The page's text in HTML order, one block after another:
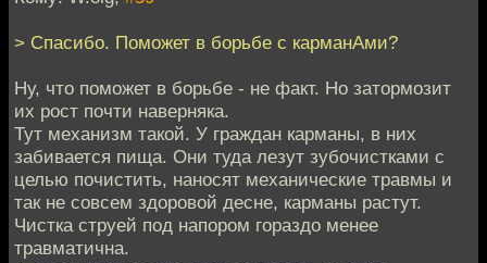
> Спасибо. Поможет в борьбе с карманАми?
Ну, что поможет в борьбе - не факт. Но затормозит
их рост почти наверняка.
Тут механизм такой. У граждан карманы, в них
забивается пища. Они туда лезут зубочистками с
целью почистить, наносят механические травмы и
так не совсем здоровой десне, карманы растут.
Чистка струей под напором гораздо менее
травматична.